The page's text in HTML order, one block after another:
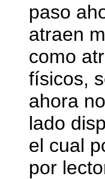
paso
atraen
como
físicos,
ahora
lado
el cual
por